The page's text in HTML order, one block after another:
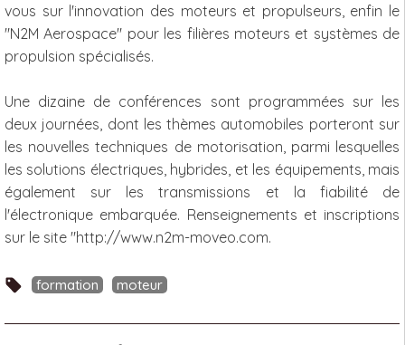
vous sur l'innovation des moteurs et propulseurs, enfin le
"N2M Aerospace" pour les filières moteurs et systèmes de
propulsion spécialisés.
Une dizaine de conférences sont programmées sur les
deux journées, dont les thèmes automobiles porteront sur
les nouvelles techniques de motorisation, parmi lesquelles
les solutions électriques, hybrides, et les équipements, mais
également sur les transmissions et la fiabilité de
l'électronique embarquée. Renseignements et inscriptions
sur le site "http://www.n2m-moveo.com.
formation moteur